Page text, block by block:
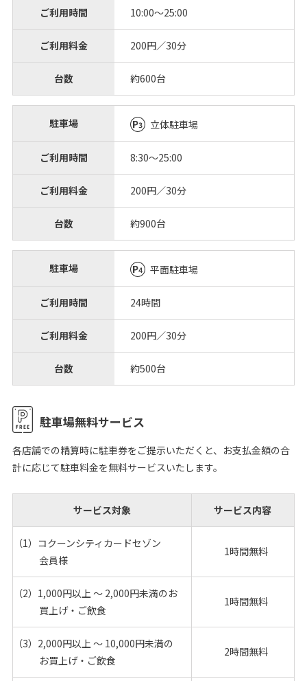
ご利用時間 10:00～25:00
ご利用料金 200円／30分
台数 約600台
駐車場 立体駐車場
ご利用時間 8:30～25:00
ご利用料金 200円／30分
台数 約900台
駐車場 平面駐車場
ご利用時間 24時間
ご利用料金 200円／30分
台数 約500台
駐車場無料サービス
各店舗での精算時に駐車券をご提示いただくと、お支払金額の合
計に応じて駐車料金を無料サービスいたします。
サービス対象 サービス内容
（1）コクーンシティカードセゾン
会員様
1時間無料
（2）1,000円以上 〜 2,000円未満のお
買上げ・ご飲食
1時間無料
（3）2,000円以上 〜 10,000円未満の
お買上げ・ご飲食
2時間無料